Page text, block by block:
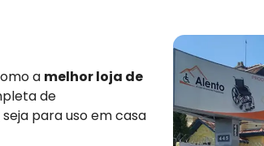
a melhor loja de
de
para uso em casa